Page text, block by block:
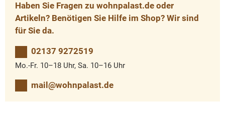
Haben Sie Fragen zu wohnpalast.de oder
Artikeln? Benötigen Sie Hilfe im Shop? Wir sind
für Sie da.
02137 9272519
Mo.-Fr. 10–18 Uhr, Sa. 10–16 Uhr
mail@wohnpalast.de